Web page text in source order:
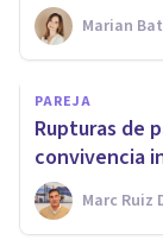
Marian
PAREJA
Rupturas de
convivencia
Marc Ruiz